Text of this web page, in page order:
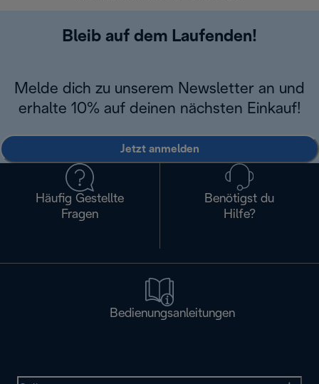
Bleib auf dem Laufenden!
Melde dich zu unserem Newsletter an und
erhalte 10% auf deinen nächsten Einkauf!
Jetzt anmelden
Häufig Gestellte
Fragen
Benötigst du
Hilfe?
Bedienungsanleitungen